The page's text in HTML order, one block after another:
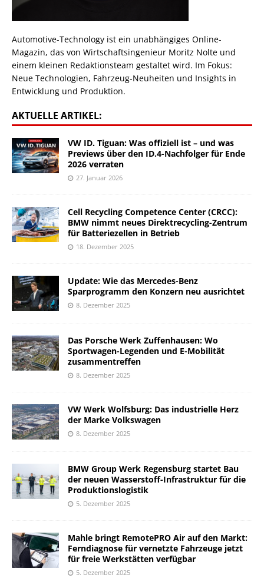
Automotive-Technology ist ein unabhängiges Online-
Magazin, das von Wirtschaftsingenieur Moritz Nolte und
einem kleinen Redaktionsteam gestaltet wird. Im Fokus:
Neue Technologien, Fahrzeug-Neuheiten und Insights in
Entwicklung und Produktion.
AKTUELLE ARTIKEL:
VW ID. Tiguan: Was offiziell ist – und was
Previews über den ID.4-Nachfolger für Ende
2026 verraten
27. Januar 2026
Cell Recycling Competence Center (CRCC):
BMW nimmt neues Direktrecycling-Zentrum
für Batteriezellen in Betrieb
18. Dezember 2025
Update: Wie das Mercedes-Benz
Sparprogramm den Konzern neu ausrichtet
8. Dezember 2025
Das Porsche Werk Zuffenhausen: Wo
Sportwagen-Legenden und E-Mobilität
zusammentreffen
8. Dezember 2025
VW Werk Wolfsburg: Das industrielle Herz
der Marke Volkswagen
8. Dezember 2025
BMW Group Werk Regensburg startet Bau
der neuen Wasserstoff-Infrastruktur für die
Produktionslogistik
5. Dezember 2025
Mahle bringt RemotePRO Air auf den Markt:
Ferndiagnose für vernetzte Fahrzeuge jetzt
für freie Werkstätten verfügbar
5. Dezember 2025